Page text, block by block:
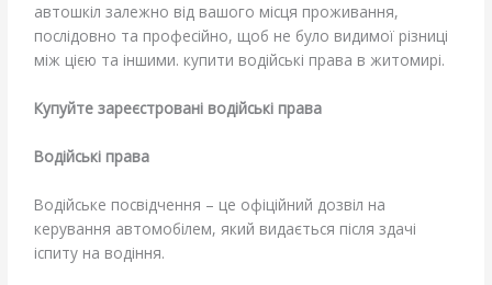
автошкіл залежно від вашого місця проживання,
послідовно та професійно, щоб не було видимої різниці
між цією та іншими. купити водійські права в житомирі.
Купуйте зареєстровані водійські права
Водійські права
Водійське посвідчення – це офіційний дозвіл на
керування автомобілем, який видається після здачі
іспиту на водіння.